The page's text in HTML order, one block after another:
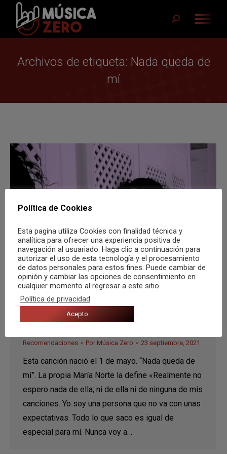
Buscar:
Archivos de etiqueta: Nada queda de
mí
María Nortes presenta «Nada queda
de mí»
Recomendaciones Por Música Zero 23 septiembre, 2021
Esta canción nació el 1 de mayo. “Nada queda de
mí”. La propia María Norte la define «Realmente no
espero nada de ella; ni de ella ni de ninguna de mis
canciones. Yo soy una persona que no va con unas
expectativas. Todo lo que saco es igual de
especial para mí. Nunca voy a…
Política de Cookies
Esta pagina utiliza Cookies con finalidad técnica y
analítica para ofrecer una experiencia positiva de
navegación al usuariado. Haga clic a continuación para
autorizar el uso de esta tecnología y el procesamiento
de datos personales para estos fines. Puede cambiar de
opinión y cambiar las opciones de consentimiento en
cualquier momento al regresar a este sitio.
Política de privacidad
Acepto